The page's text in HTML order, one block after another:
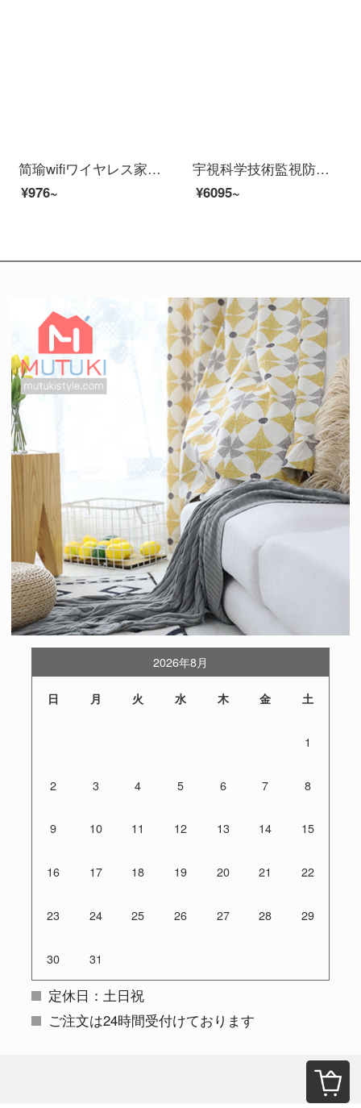
简瑜wifiワイヤレス家庭用リアルタイム防犯カメラ3 MPスーパークリアー版8 G容量（3日間ビデオを保存）
¥976~
宇視科学技術監視防犯カメラハードディスクレコーダスツー200万POE給電夜間テレビフルテープ家庭用屋外スホーンネットネットでモニタス装置2路防犯カメラスツツ（フルカラ＋録音）設置サービス
¥6095~
2026年8月
日 月 火 水 木 金 土
1
2 3 4 5 6 7 8
9 10 11 12 13 14 15
16 17 18 19 20 21 22
23 24 25 26 27 28 29
30 31
定休日：土日祝
ご注文は24時間受付けております